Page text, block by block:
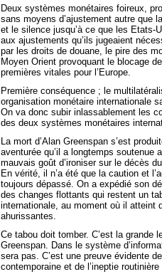
Deux systèmes monétaires foireux,
sans moyens d’ajustement autre que
et le silence jusqu’à ce que les Etats-
aux ajustements qu’ils jugeaient
par les droits de douane, le pire des
Moyen Orient provoquant le blocage
premières vitales pour l’Europe.
Première conséquence ; le
organisation monétaire internationale
On va donc subir inlassablement les
des deux systèmes monétaires
La mort d’Alan Greenspan s’est
aventurée qu’il a longtemps
mauvais goût d’ironiser sur le décès
En vérité, il n’a été que la caution et
toujours dépassé. On a expédié son
des changes flottants qui restent un
internationale, au moment où il atteint
ahurissantes.
Ce tabou doit tomber. C’est la grande
Greenspan. Dans le système
sera pas. C’est une preuve évidente
contemporaine et de l’ineptie